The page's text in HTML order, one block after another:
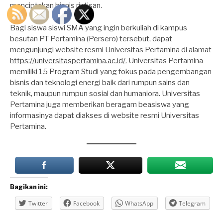
menciptakan bisnis rintisan.
Bagi siswa siswi SMA yang ingin berkuliah di kampus
besutan PT Pertamina (Persero) tersebut, dapat
mengunjungi website resmi Universitas Pertamina di alamat
https://universitaspertamina.ac.id/. Universitas Pertamina
memiliki 15 Program Studi yang fokus pada pengembangan
bisnis dan teknologi energi baik dari rumpun sains dan
teknik, maupun rumpun sosial dan humaniora. Universitas
Pertamina juga memberikan beragam beasiswa yang
informasinya dapat diakses di website resmi Universitas
Pertamina.
Bagikan ini:
Twitter Facebook WhatsApp Telegram